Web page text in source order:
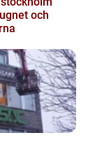
och